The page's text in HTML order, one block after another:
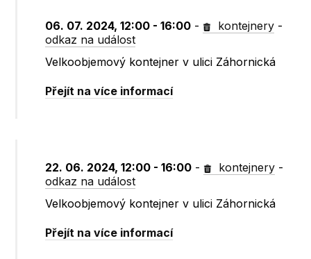
06. 07. 2024, 12:00 - 16:00 - kontejnery -
odkaz na událost
Velkoobjemový kontejner v ulici Záhornická
Přejít na více informací
22. 06. 2024, 12:00 - 16:00 - kontejnery -
odkaz na událost
Velkoobjemový kontejner v ulici Záhornická
Přejít na více informací